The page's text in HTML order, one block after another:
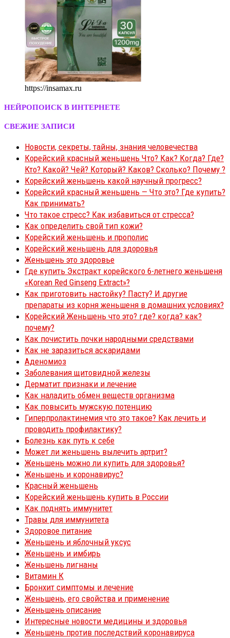
https://insamax.ru
НЕЙРОПОИСК В ИНТЕРНЕТЕ
СВЕЖИЕ ЗАПИСИ
Новости, секреты, тайны, знания человечества
Корейский красный женьшень Что? Как? Когда? Где?
Кто? Какой? Чей? Который? Каков? Сколько? Почему ?
Корейский женьшень какой научный прогресс?
Корейский красный женьшень — Что это? Где купить?
Как принимать?
Что такое стресс? Как избавиться от стресса?
Как определить свой тип кожи?
Корейский женьшень и прополис
Корейский женьшень для здоровья
Женьшень это здоровье
Где купить Экстракт корейского 6-летнего женьшеня
«Korean Red Ginseng Extract»?
Как приготовить настойку? Пасту? И другие
препараты из корня женьшеня в домашних условиях?
Корейский Женьшень что это? где? когда? как?
почему?
Как почистить почки народными средствами
Как не заразиться аскаридами
Аденомиоз
Заболевания щитовидной железы
Дерматит признаки и лечение
Как наладить обмен веществ организма
Как повысить мужскую потенцию
Гиперпролактинемия что это такое? Как лечить и
проводить профилактику?
Болезнь как путь к себе
Может ли женьшень вылечить артрит?
Женьшень можно ли купить для здоровья?
Женьшень и коронавирус?
Красный женьшень
Корейский женьшень купить в России
Как поднять иммунитет
Травы для иммунитета
Здоровое питание
Женьшень и яблочный уксус
Женьшень и имбирь
Женьшень лигнаны
Витамин К
Бронхит симптомы и лечение
Женьшень, его свойства и применение
Женьшень описание
Интересные новости медицины и здоровья
Женьшень против последствий коронавируса